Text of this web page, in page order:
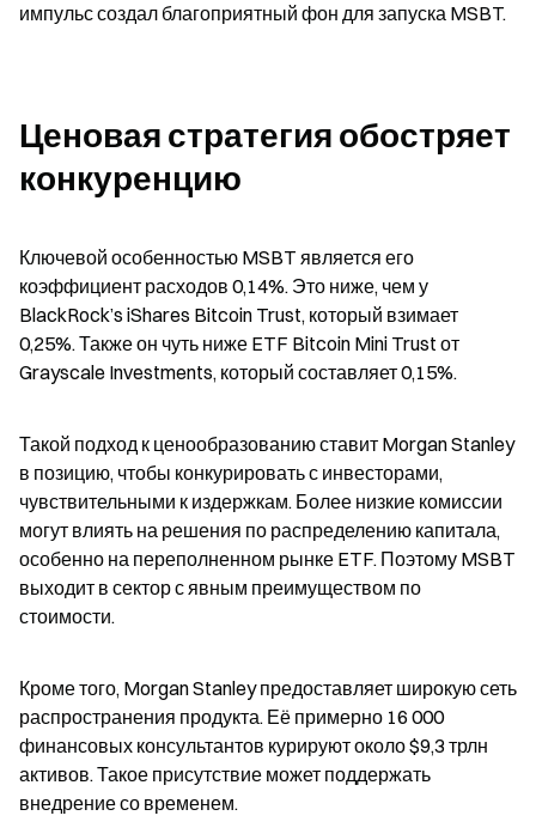
импульс создал благоприятный фон для запуска MSBT.
Ценовая стратегия обостряет
конкуренцию
Ключевой особенностью MSBT является его
коэффициент расходов 0,14%. Это ниже, чем у
BlackRock’s iShares Bitcoin Trust, который взимает
0,25%. Также он чуть ниже ETF Bitcoin Mini Trust от
Grayscale Investments, который составляет 0,15%.
Такой подход к ценообразованию ставит Morgan Stanley
в позицию, чтобы конкурировать с инвесторами,
чувствительными к издержкам. Более низкие комиссии
могут влиять на решения по распределению капитала,
особенно на переполненном рынке ETF. Поэтому MSBT
выходит в сектор с явным преимуществом по
стоимости.
Кроме того, Morgan Stanley предоставляет широкую сеть
распространения продукта. Её примерно 16 000
финансовых консультантов курируют около $9,3 трлн
активов. Такое присутствие может поддержать
внедрение со временем.